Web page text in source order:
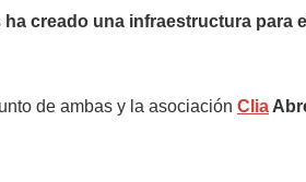
ha creado una infraestructura para
de ambas y la asociación Clia